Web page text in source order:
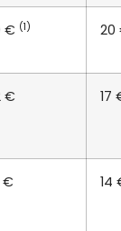
€ (1) 20
€ 17
€ 14